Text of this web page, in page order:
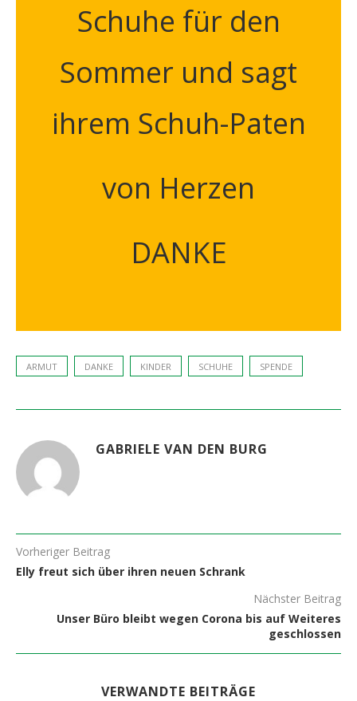
Schuhe für den
Sommer und sagt
ihrem Schuh-Paten
von Herzen
DANKE
ARMUT DANKE KINDER SCHUHE SPENDE
GABRIELE VAN DEN BURG
Vorheriger Beitrag
Elly freut sich über ihren neuen Schrank
Nächster Beitrag
Unser Büro bleibt wegen Corona bis auf Weiteres
geschlossen
VERWANDTE BEITRÄGE